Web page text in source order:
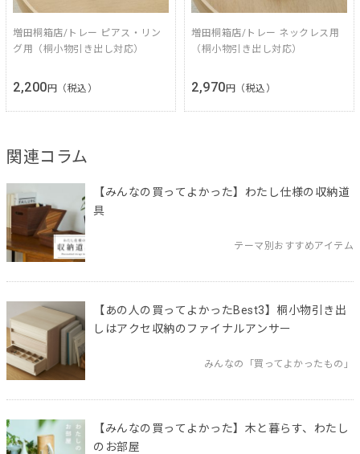
増田桐箱店/トレー ピアス・リン
グ用（桐小物引き出し対応）
2,200 円（税込）
増田桐箱店/トレー ネックレス用
（桐小物引き出し対応）
2,970 円（税込）
関連コラム
【みんなの買ってよかった】わたし仕様の収納道
具
テーマ別おすすめアイテム
【あの人の買ってよかったBest3】桐小物引き出
しはアクセ収納のファイナルアンサー
みんなの「買ってよかったもの」
【みんなの買ってよかった】木と暮らす、わたし
のお部屋